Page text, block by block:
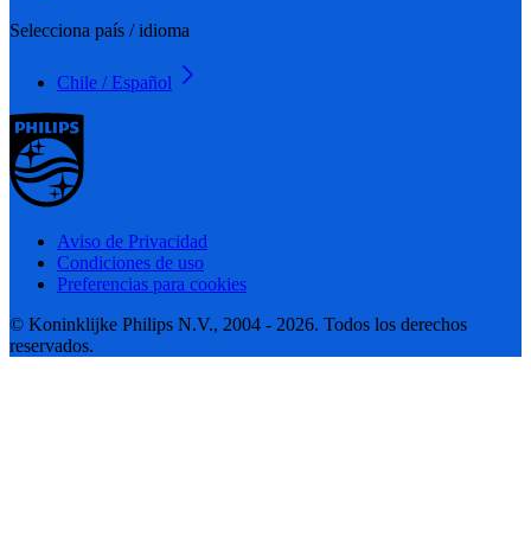
Selecciona país / idioma
Chile / Español
Aviso de Privacidad
Condiciones de uso
Preferencias para cookies
© Koninklijke Philips N.V., 2004 - 2026. Todos los derechos
reservados.